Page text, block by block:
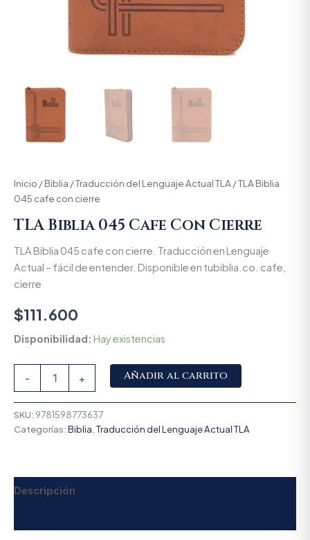
Inicio /Biblia /Traducción del Lenguaje Actual TLA / TLA Biblia
045 cafe con cierre
TLA Biblia 045 Cafe Con Cierre
TLA Biblia 045 cafe con cierre. Traducción en Lenguaje
Actual – fácil de entender. Disponible en tubiblia.co. cafe,
cierre
$111.600
Disponibilidad: Hay existencias
- + Añadir al carrito
SKU: 9781598773637
Categorías:Biblia Traducción del Lenguaje Actual TLA
Descripción